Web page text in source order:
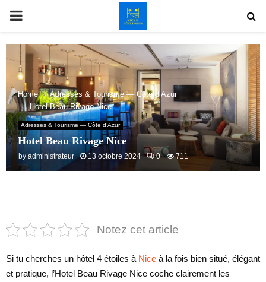
PRIMARY
MENU
Home
Adresses & Tourisme — Côte d’Azur
Hotel Beau Rivage Nice
Adresses & Tourisme — Côte d’Azur
Hotel Beau Rivage Nice
by administrateur 13 octobre 2024 0 711
Notez cet article
Si tu cherches un hôtel 4 étoiles à Nice à la fois bien situé, élégant
et pratique, l’Hotel Beau Rivage Nice coche clairement les